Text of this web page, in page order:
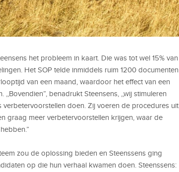
het probleem in kaart. Die was tot wel 15% van
Het SOP telde inmiddels ruim 1200 documenten
van een maand, waardoor het effect van een
benadrukt Steensens, ,,wij stimuleren
verbetervoorstellen doen. Zij voeren de procedures uit
graag meer verbetervoorstellen krijgen, waar de
zou de oplossing bieden en Steenssens ging
op die hun verhaal kwamen doen. Steenssens: